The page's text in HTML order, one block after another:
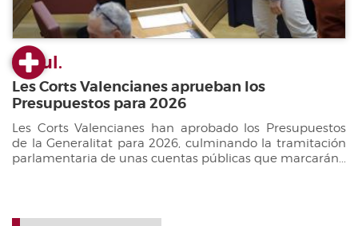
22 jul.
Les Corts Valencianes aprueban los
Presupuestos para 2026
Les Corts Valencianes han aprobado los Presupuestos
de la Generalitat para 2026, culminando la tramitación
parlamentaria de unas cuentas públicas que marcarán...